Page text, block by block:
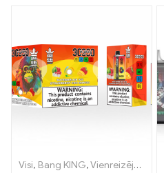
Visi, Bang KING,Vienreizējās lietošanas e-cigaretes Lietuva